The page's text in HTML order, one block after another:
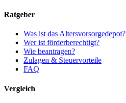
Ratgeber
Was ist das Altersvorsorgedepot?
Wer ist förderberechtigt?
Wie beantragen?
Zulagen & Steuervorteile
FAQ
Vergleich